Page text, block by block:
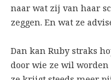
naar wat zij van haar
zeggen. En wat ze
Dan kan Ruby straks
door wie ze wil